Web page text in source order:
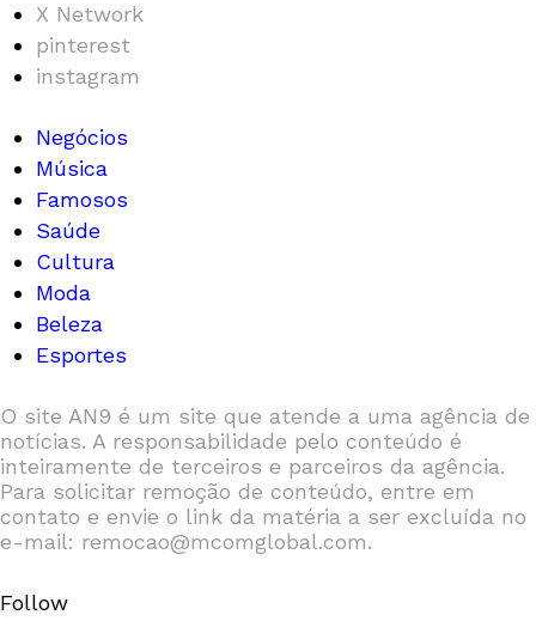
X Network
pinterest
instagram
Negócios
Música
Famosos
Saúde
Cultura
Moda
Beleza
Esportes
O site AN9 é um site que atende a uma agência de
notícias. A responsabilidade pelo conteúdo é
inteiramente de terceiros e parceiros da agência.
Para solicitar remoção de conteúdo, entre em
contato e envie o link da matéria a ser excluída no
e-mail: remocao@mcomglobal.com.
Follow